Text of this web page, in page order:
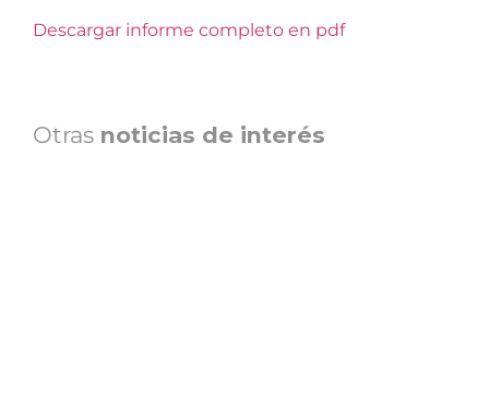
Descargar informe completo en pdf
Otras noticias de interés